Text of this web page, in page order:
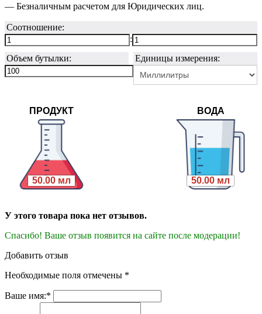
— Безналичным расчетом для Юридических лиц.
Соотношение:
:
Объем бутылки:
Единицы измерения:
ПРОДУКТ
50.00 мл
ВОДА
50.00 мл
У этого товара пока нет отзывов.
Спасибо! Ваше отзыв появится на сайте после модерации!
Добавить отзыв
Необходимые поля отмечены *
Ваше имя:*